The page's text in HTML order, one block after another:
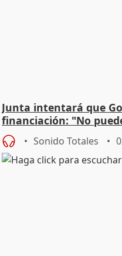
Junta intentará que
financiación: "No
Sonido Totales